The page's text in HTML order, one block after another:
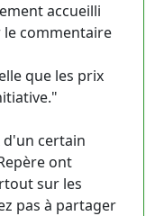
accueilli
commentaire
que les prix
d'un certain
ont
sur les
pas à partager